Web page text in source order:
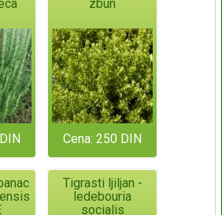
zbun
Cena: 250 DIN
Tigrasti ljiljan -
ledebouria
socialis